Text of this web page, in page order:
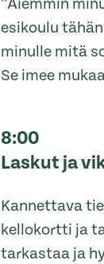
”Aiemmin
esikoulu
minulle mitä
Se imee
8:00
Laskut ja
Kannettava
kellokortti ja
tarkastaa ja